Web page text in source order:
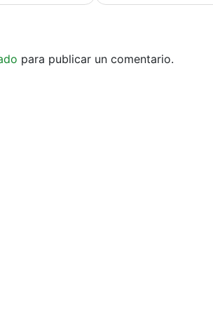
para publicar un comentario.